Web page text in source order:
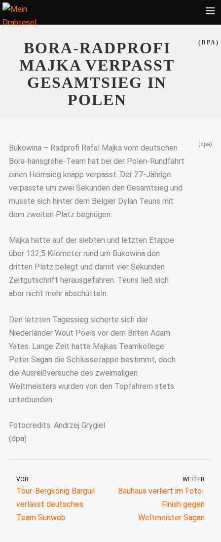
Suche
BORA-RADPROFI
MAJKA VERPASST
GESAMTSIEG IN
POLEN
(DPA)
Bukowina – Radprofi Rafal Majka vom deutschen
Bora-hansgrohe-Team hat bei der Polen-Rundfahrt
einen Heimsieg knapp verpasst. Der 27-Jährige
verpasste um zwei Sekunden den Gesamtsieg und
musste sich hinter dem Belgier Dylan Teuns mit
dem zweiten Platz begnügen.
Majka hatte auf der siebten und letzten Etappe
über 132,5 Kilometer rund um Bukowina den
dritten Platz belegt und damit vier Sekunden
Zeitgutschrift herausgefahren. Teuns ließ sich
aber nicht mehr abschütteln.
Den letzten Tagessieg sicherte sich der
Niederländer Wout Poels vor dem Briten Adam
Yates. Lange Zeit hatte Majkas Teamkollege
Peter Sagan die Schlussetappe bestimmt, doch
die Ausreißversuche des zweimaligen
Weltmeisters wurden von den Topfahrern stets
unterbunden.
Fotocredits: Andrzej Grygiel
(dpa)
(dpa)
VOR
Tour-Bergkönig Barguil
verlässt deutsches
Team Sunweb
WEITER
Bauhaus verliert im Foto-
Finish gegen
Weltmeister Sagan